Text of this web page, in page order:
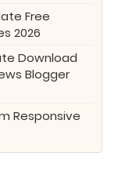
Free
2026
Download
Blogger
Responsive